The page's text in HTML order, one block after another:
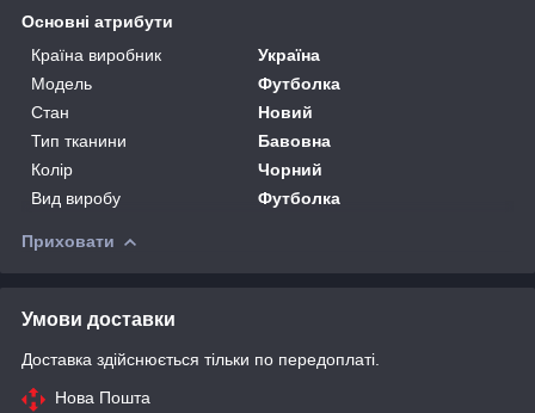
Основні атрибути
Країна виробник
Україна
Модель
Футболка
Стан
Новий
Тип тканини
Бавовна
Колір
Чорний
Вид виробу
Футболка
Приховати
Умови доставки
Доставка здійснюється тільки по передоплаті.
Нова Пошта